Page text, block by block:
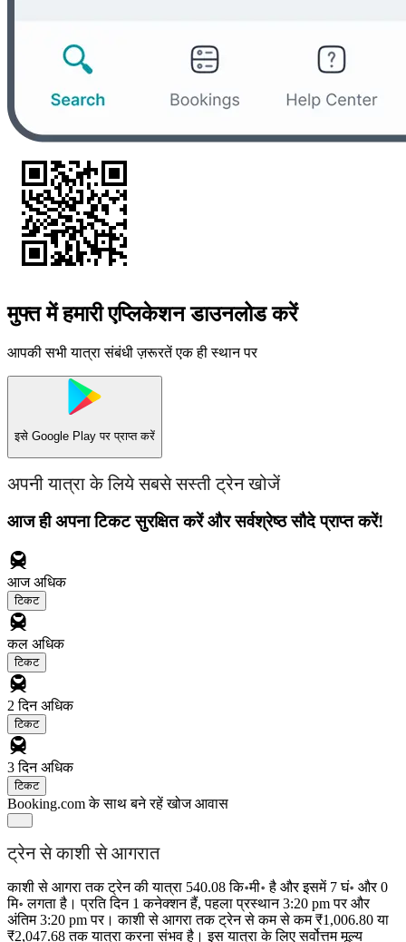
मुफ्त में हमारी एप्लिकेशन डाउनलोड करें
आपकी सभी यात्रा संबंधी ज़रूरतें एक ही स्थान पर
इसे Google Play पर प्राप्त करें
अपनी यात्रा के लिये सबसे सस्ती ट्रेन खोजें
आज ही अपना टिकट सुरक्षित करें और सर्वश्रेष्ठ सौदे प्राप्त करें!
आजअधिक
टिकट
कल अधिक
टिकट
2 दिनअधिक
टिकट
3 दिनअधिक
टिकट
Booking.com के साथ बने रहें खोज आवास
ट्रेन से काशी से आगरात
काशी से आगरा तक ट्रेन की यात्रा 540.08 कि॰मी॰ है और इसमें 7 घं॰ और 0
मि॰ लगता है। प्रति दिन 1 कनेक्शन हैं, पहला प्रस्थान 3:20 pm पर और
अंतिम 3:20 pm पर। काशी से आगरा तक ट्रेन से कम से कम ₹1,006.80 या
₹2,047.68 तक यात्रा करना संभव है। इस यात्रा के लिए सर्वोत्तम मूल्य